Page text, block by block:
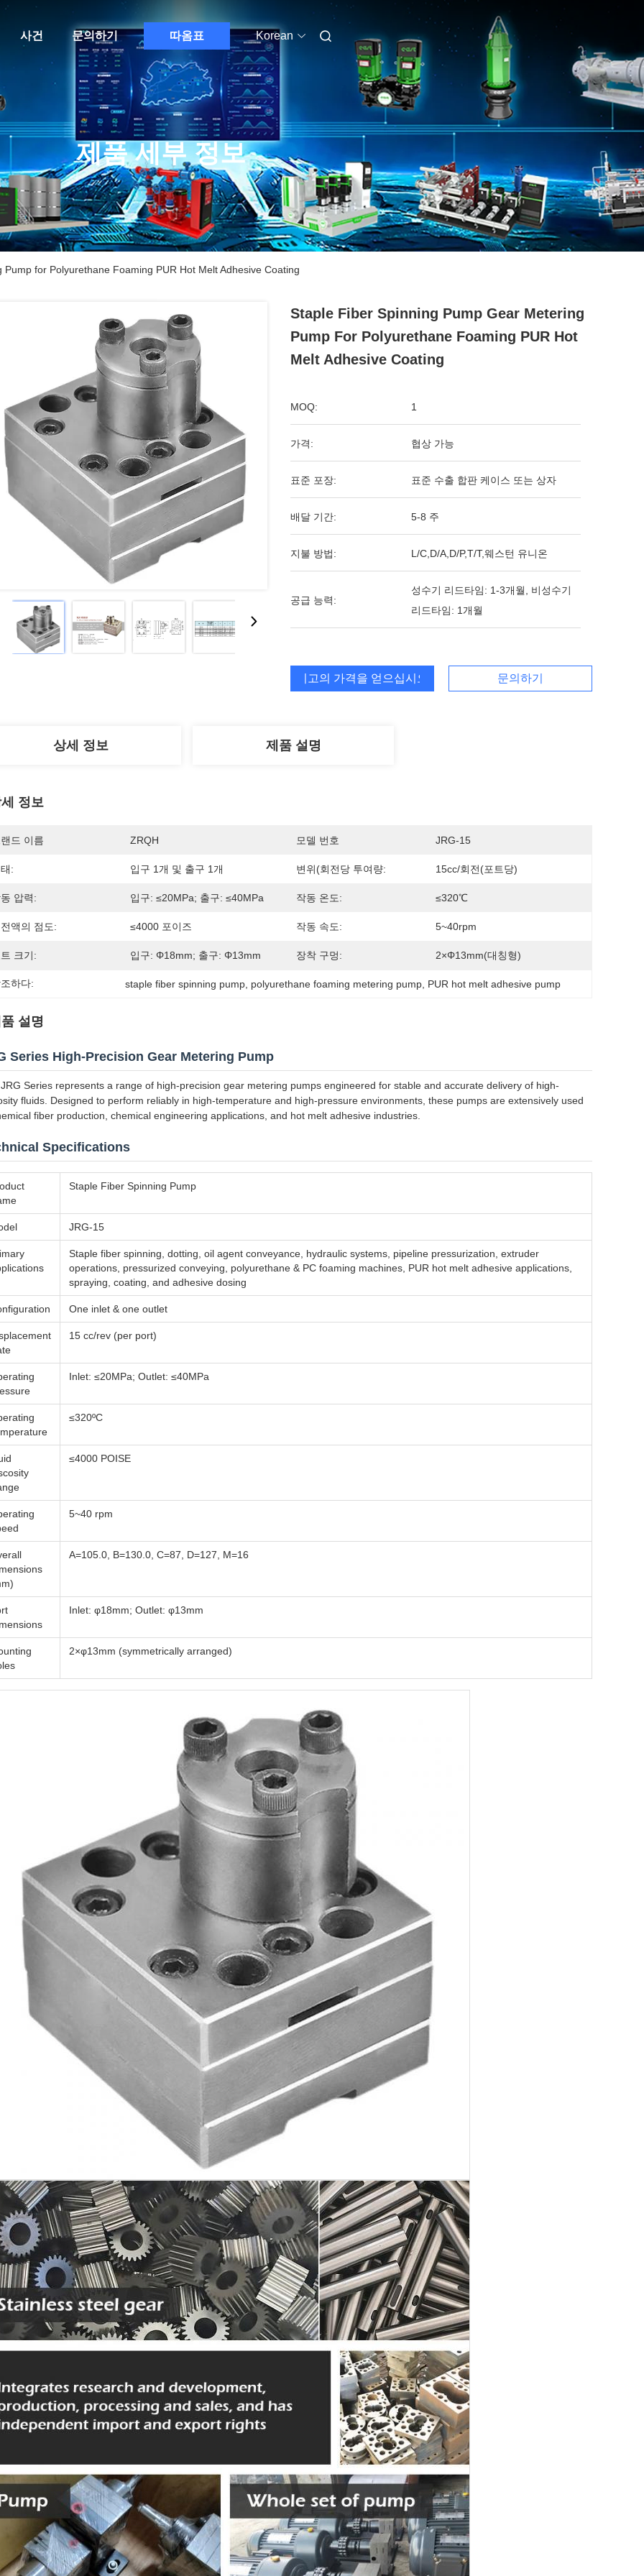
사건 문의하기 따옴표 Korean
제품 세부 정보
for Polyurethane Foaming PUR Hot Melt Adhesive Coating
Staple Fiber Spinning Pump Gear Metering
Pump For Polyurethane Foaming PUR Hot
Melt Adhesive Coating
MOQ: 1
가격: 협상 가능
표준 포장: 표준 수출 합판 케이스 또는 상자
배달 기간: 5-8 주
지불 방법: L/C,D/A,D/P,T/T,웨스턴 유니온
공급 능력:
성수기 리드타임: 1-3개월, 비성수기
리드타임: 1개월
최고의 가격을 얻으십시오 문의하기
상세 정보 제품 설명
정보
드 이름 ZRQH 모델 번호 JRG-15
: 입구 1개 및 출구 1개 변위(회전당 투여량: 15cc/회전(포트당)
압력: 입구: ≤20MPa; 출구: ≤40MPa 작동 온도: ≤320℃
액의 점도: ≤4000 포이즈 작동 속도: 5~40rpm
크기: 입구: Φ18mm; 출구: Φ13mm 장착 구멍: 2×Φ13mm(대칭형)
하다: staple fiber spinning pump polyurethane foaming metering pump PUR hot melt adhesive pump
설명
Series High-Precision Gear Metering Pump
Series represents a range of high-precision gear metering pumps engineered for stable and accurate delivery of high-
fluids. Designed to perform reliably in high-temperature and high-pressure environments, these pumps are extensively used
fiber production, chemical engineering applications, and hot melt adhesive industries.
Specifications
Staple Fiber Spinning Pump
JRG-15
Staple fiber spinning, dotting, oil agent conveyance, hydraulic systems, pipeline pressurization, extruder
operations, pressurized conveying, polyurethane & PC foaming machines, PUR hot melt adhesive applications,
spraying, coating, and adhesive dosing
One inlet & one outlet
15 cc/rev (per port)
Inlet: ≤20MPa; Outlet: ≤40MPa
≤320ºC
≤4000 POISE
5~40 rpm
A=105.0, B=130.0, C=87, D=127, M=16
Inlet: φ18mm; Outlet: φ13mm
2×φ13mm (symmetrically arranged)